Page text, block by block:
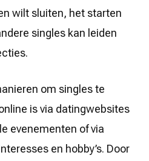
wilt sluiten, het starten
singles kan leiden
om singles te
is via datingwebsites
evenementen of via
en hobby’s. Door